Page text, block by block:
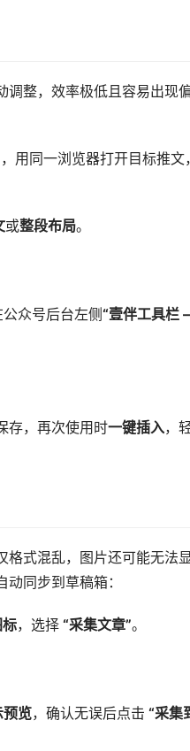
调整，效率极低且容易出现
用同一浏览器打开目标推文
或整段布局。
众号后台左侧“壹伴工具栏
存，再次使用时一键插入，
式混乱，图片还可能无法显
同步到草稿箱：
标，选择 “采集文章”。
预览，确认无误后点击 “采集